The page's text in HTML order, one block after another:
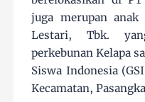
juga merupan anak
Lestari, Tbk.
perkebunan Kelapa
Siswa Indonesia
Kecamatan,